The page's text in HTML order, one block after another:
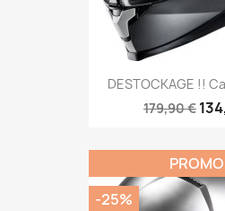
DESTOCKAGE !!
179,90 €
-25%